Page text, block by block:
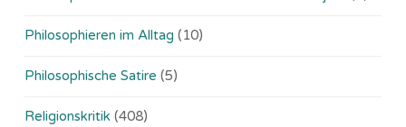
Philosophieren im Alltag (10)
Philosophische Satire (5)
Religionskritik (408)